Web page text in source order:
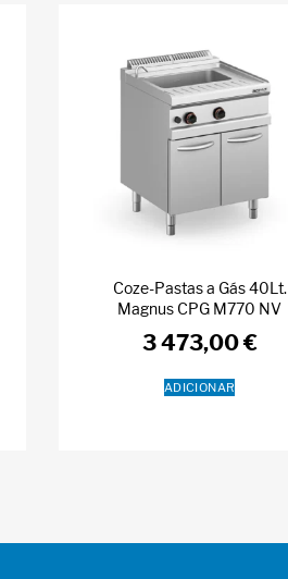
Coze-Pastas a Gás 40Lt.
Magnus CPG M770 NV
3 473,00€
ADICIONAR